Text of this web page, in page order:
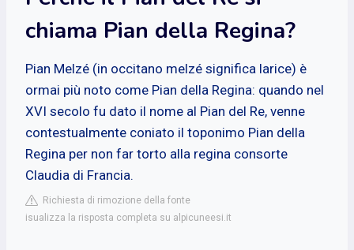
chiama Pian della Regina?
Pian Melzé (in occitano melzé significa larice) è
ormai più noto come Pian della Regina: quando nel
XVI secolo fu dato il nome al Pian del Re, venne
contestualmente coniato il toponimo Pian della
Regina per non far torto alla regina consorte
Claudia di Francia.
Richiesta di rimozione della fonte
isualizza la risposta completa su alpicuneesi.it